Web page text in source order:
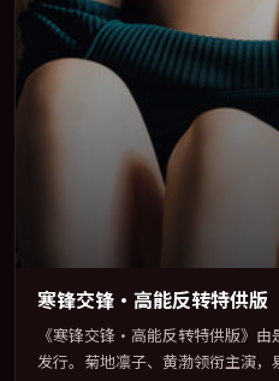
寒锋交锋·高能反转特供版
《寒锋交锋·高能反转特供版》
发行。菊地凛子、黄渤领衔主演